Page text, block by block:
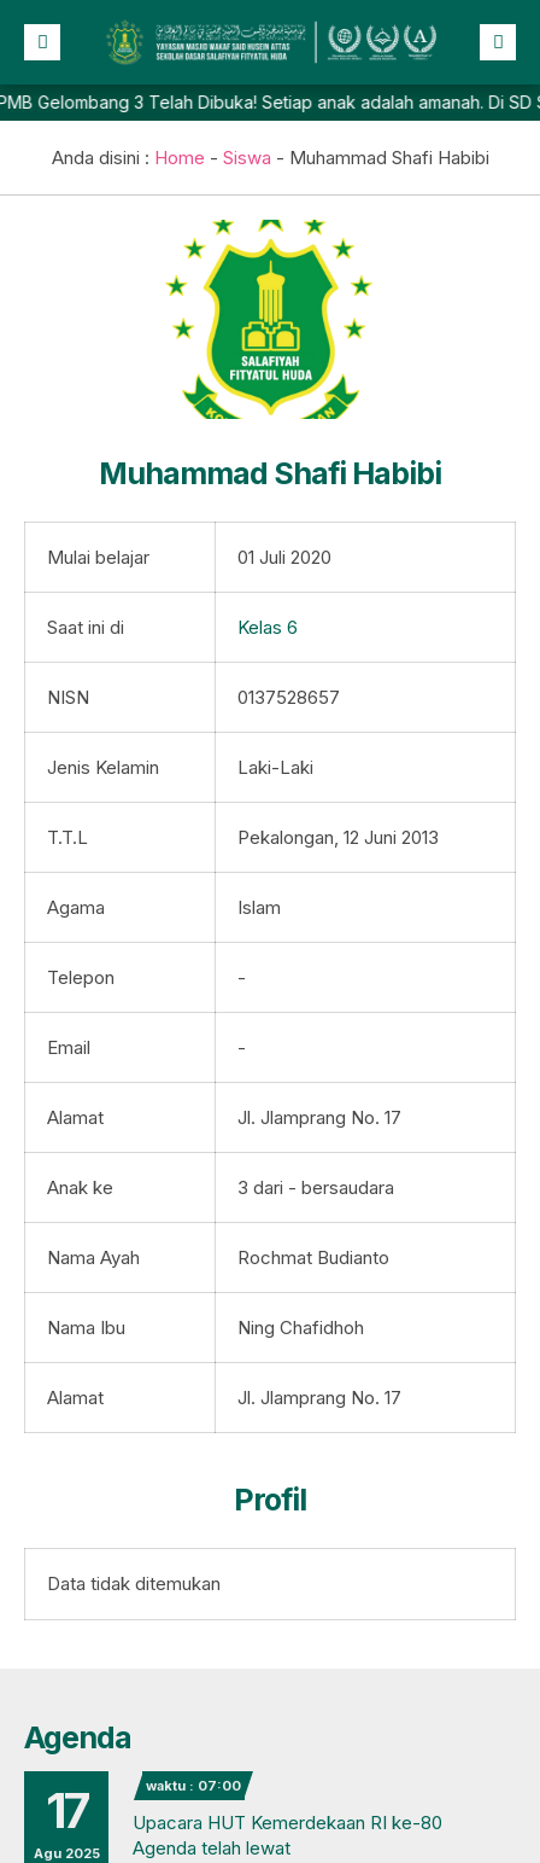
Beranda
Profil
Berita
Gelombang 3 Telah Dibuka! Setiap anak adalah amanah. Di
Anda disini : Home - Siswa - Muhammad Shafi Habibi
Muhammad Shafi Habibi
Mulai belajar 01 Juli 2020
Saat ini di Kelas 6
NISN 0137528657
Jenis Kelamin Laki-Laki
T.T.L Pekalongan, 12 Juni 2013
Agama Islam
Telepon -
Email -
Alamat Jl. Jlamprang No. 17
Anak ke 3 dari - bersaudara
Nama Ayah Rochmat Budianto
Nama Ibu Ning Chafidhoh
Alamat Jl. Jlamprang No. 17
Profil
Data tidak ditemukan
Agenda
17
Agu 2025
waktu : 07:00
Upacara HUT Kemerdekaan RI ke-80
Agenda telah lewat